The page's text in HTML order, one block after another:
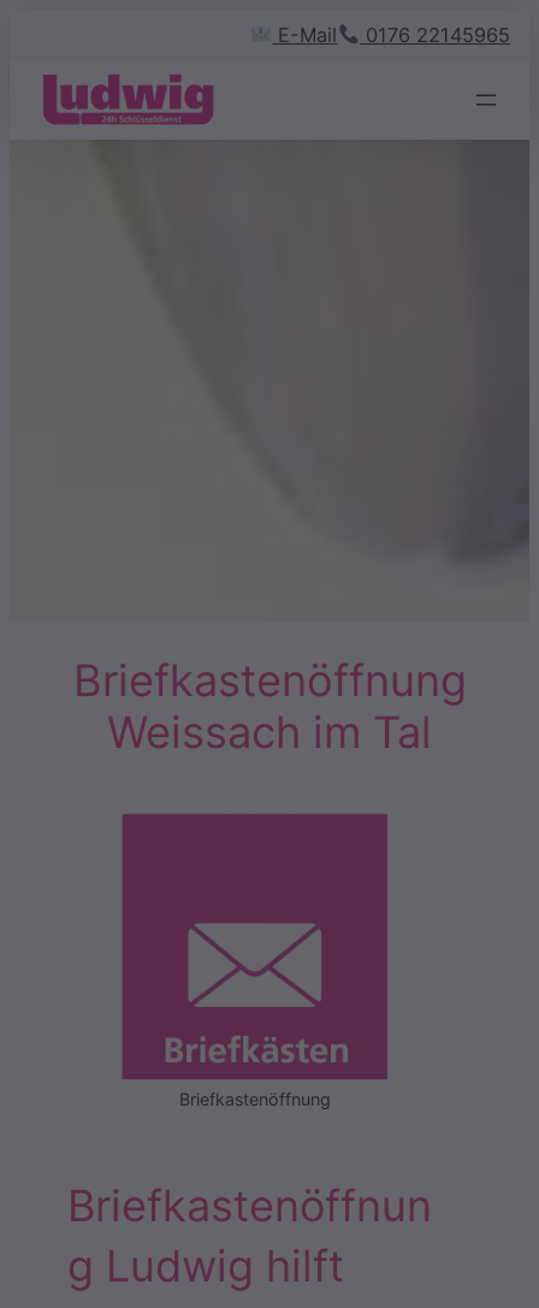
springen
E-Mail 0176 22145965
Briefkastenöffnung
Weissach im Tal
Briefkastenöffnung
Briefkastenöffnun
g Ludwig hilft